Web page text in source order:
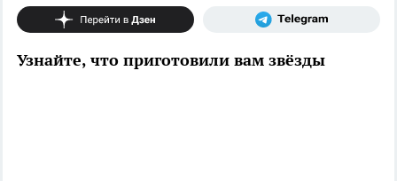
Узнайте, что приготовили вам звёзды